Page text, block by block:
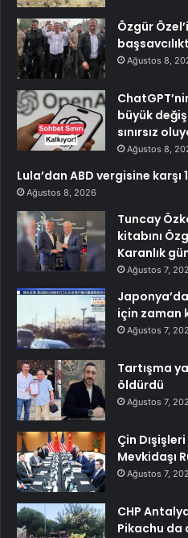
Özgür
Ağustos 8,
büyük
sınırsız
Ağustos 8,
Lula’dan ABD vergisine
Ağustos 8, 2026
Tuncay
kitabını
Karanlık
Ağustos 7,
için zaman
Ağustos 7,
Tartışma
öldürdü
Ağustos 7,
Çin
Mevkidaşı
Ağustos 7,
CHP
Pikachu da